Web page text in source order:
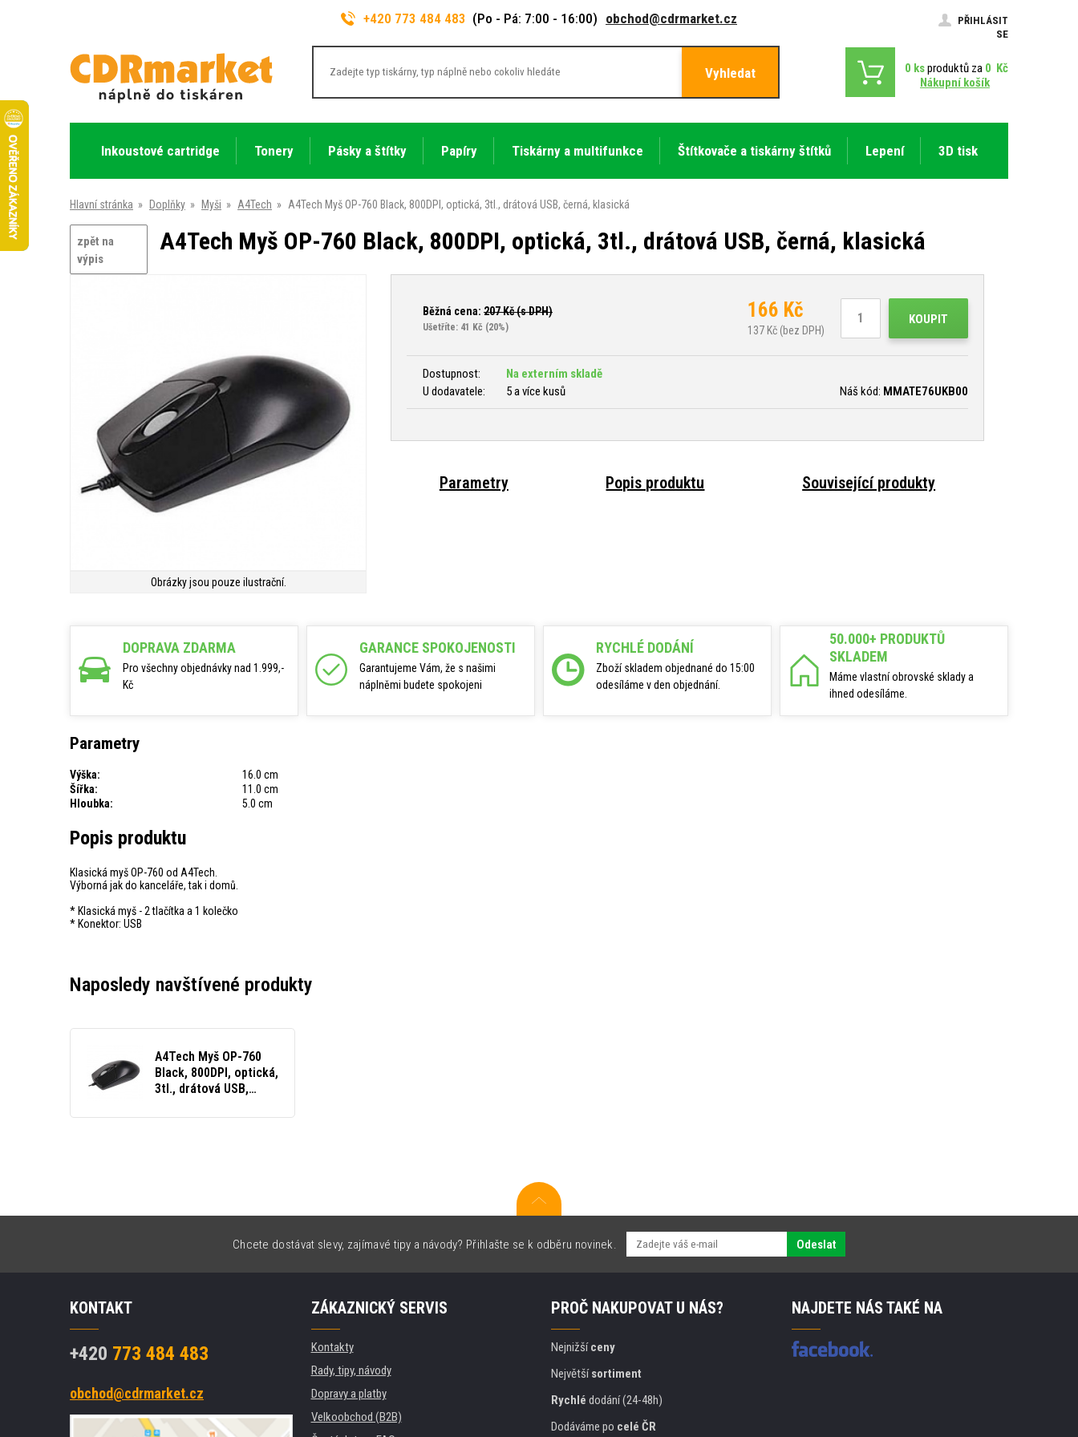
+420 773 484 483 (Po - Pá: 7:00 - 16:00) obchod@cdrmarket.cz
PŘIHLÁSIT
SE
Vyhledat 0 ksproduktů za 0 Kč
Nákupní košík
Inkoustové cartridge Tonery Pásky a štítky Papíry Tiskárny a multifunkce Štítkovače a tiskárny štítků Lepení 3D tisk
Hlavní stránka » Doplňky » Myši » A4Tech » A4Tech Myš OP-760 Black, 800DPI, optická, 3tl., drátová USB, černá, klasická
zpět na
výpis
A4Tech Myš OP-760 Black, 800DPI, optická, 3tl., drátová USB, černá, klasická
Obrázky jsou pouze ilustrační.
Běžná cena: 207Kč (s DPH)
Ušetříte: 41 Kč (20%)
166 Kč
137Kč (bez DPH)
KOUPIT
Dostupnost:
Na externím skladě
U dodavatele:
5 a více kusů Náš kód: MMATE76UKB00
Parametry Popis produktu Související produkty
DOPRAVA ZDARMA
Pro všechny objednávky nad 1.999,-
Kč
GARANCE SPOKOJENOSTI
Garantujeme Vám, že s našimi
náplněmi budete spokojeni
RYCHLÉ DODÁNÍ
Zboží skladem objednané do 15:00
odesíláme v den objednání.
50.000+ PRODUKTŮ
SKLADEM
Máme vlastní obrovské sklady a
ihned odesíláme.
Parametry
Výška:
16.0 cm
Šířka:
11.0 cm
Hloubka:
5.0 cm
Popis produktu
Klasická myš OP-760 od A4Tech.
Výborná jak do kanceláře, tak i domů.
* Klasická myš - 2 tlačítka a 1 kolečko
* Konektor: USB
Naposledy navštívené produkty
A4Tech Myš OP-760
Black, 800DPI, optická,
3tl., drátová USB,
Chcete dostávat slevy, zajímavé tipy a návody? Přihlašte se k odběru novinek. Odeslat
KONTAKT
+420 773 484 483
obchod@cdrmarket.cz
ZÁKAZNICKÝ SERVIS
Kontakty
Rady, tipy, návody
Dopravy a platby
Velkoobchod (B2B)
PROČ NAKUPOVAT U NÁS?
Nejnižšíceny
Největšísortiment
Rychlé dodání (24-48h)
Dodáváme po celé ČR
NAJDETE NÁS TAKÉ NA